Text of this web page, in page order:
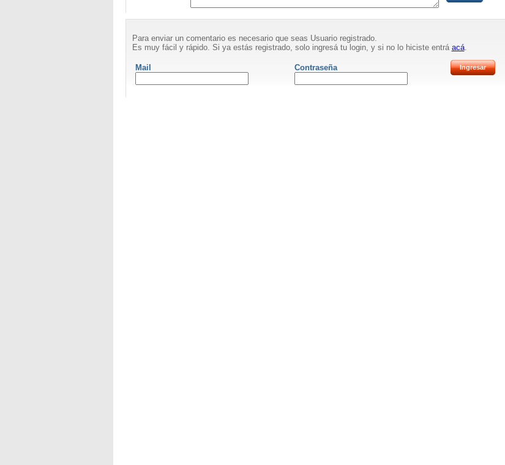
Para enviar un comentario es necesario que seas Usuario registrado.
Es muy fácil y rápido. Si ya estás registrado, solo ingresá tu login, y si no lo hiciste entrá acá.
Mail Contraseña